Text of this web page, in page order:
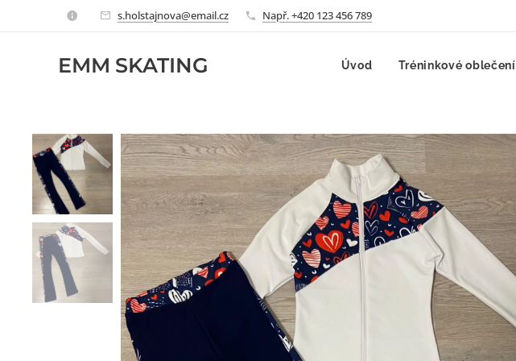
s.holstajnova@email.cz Např. +420 123 456 789
EMM SKATING Úvod Tréninkové oblečení